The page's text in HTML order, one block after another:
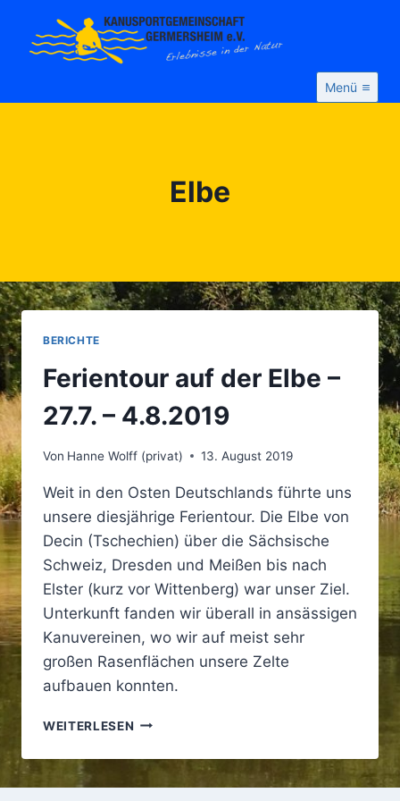
Inhalt
springen
Menü
Elbe
BERICHTE
Ferientour auf der Elbe –
27.7. – 4.8.2019
Von Hanne Wolff (privat) 13. August 2019
Weit in den Osten Deutschlands führte uns
unsere diesjährige Ferientour. Die Elbe von
Decin (Tschechien) über die Sächsische
Schweiz, Dresden und Meißen bis nach
Elster (kurz vor Wittenberg) war unser Ziel.
Unterkunft fanden wir überall in ansässigen
Kanuvereinen, wo wir auf meist sehr
großen Rasenflächen unsere Zelte
aufbauen konnten.
WEITERLESEN FERIENTOUR
DER